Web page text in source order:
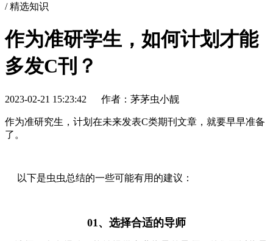
/精选知识
作为准研学生，如何计划才能
多发C刊？
2023-02-21 15:23:42 作者：茅茅虫小靓
作为准研究生，计划在未来发表C类期刊文章，就要早早准备
了。
以下是虫虫总结的一些可能有用的建议：
01、选择合适的导师